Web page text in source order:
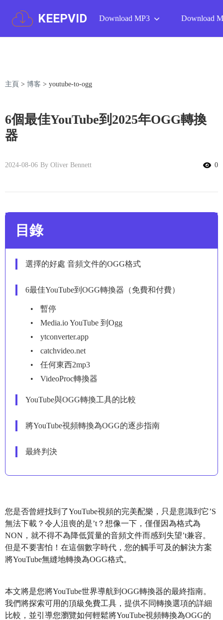
KEEPVID Download MP3 Download
主頁 > 博客 > youtube-to-ogg
6個最佳YouTube到2025年OGG轉換
器
2024-08-06 By Oliver Bennett 0
目錄
選擇的好處 音頻文件的OGG格式
6最佳YouTube到OGG轉換器（免費和付費）
暫停
Media.io YouTube 到Ogg
ytconverter.app
catchvideo.net
任何東西2mp3
VideoProc轉換器
YouTube與OGG轉換工具的比較
將YouTube視頻轉換為OGG的逐步指南
最終判決
您是否曾經找到了YouTube視頻的完美配樂，只是意識到它’S
無法下載？令人沮喪的是’t？想像一下，僅僅因為格式為
NON，就不得不為降低質量的音頻文件而感到失望’t兼容。
但是不要害怕！在這個數字時代，您的觸手可及的解決方案
將YouTube無縫地轉換為OGG格式。
本文將是您將YouTube世界導航到OGG轉換器的最終指南。
我們將探索可用的頂級免費工具，提供不同轉換選項的詳細
比較，並引導您瀏覽如何輕鬆將YouTube視頻轉換為OGG的